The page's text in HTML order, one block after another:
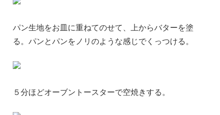
パン生地をお皿に重ねてのせて、上からバターを塗
る。パンとパンをノリのような感じでくっつける。
５分ほどオーブントースターで空焼きする。